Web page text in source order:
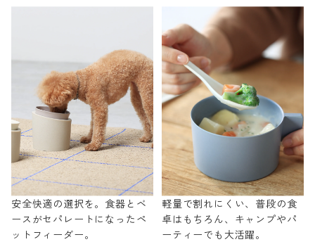
安全快適の選択を。食器とベ
ースがセパレートになったペ
ットフィーダー。
軽量で割れにくい、普段の食
卓はもちろん、キャンプやパ
ーティーでも大活躍。